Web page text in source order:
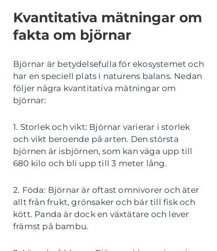
Kvantitativa mätningar om
fakta om björnar
Björnar är betydelsefulla för ekosystemet och
har en speciell plats i naturens balans. Nedan
följer några kvantitativa mätningar om
björnar:
1. Storlek och vikt: Björnar varierar i storlek
och vikt beroende på arten. Den största
björnen är isbjörnen, som kan väga upp till
680 kilo och bli upp till 3 meter lång.
2. Föda: Björnar är oftast omnivorer och äter
allt från frukt, grönsaker och bär till fisk och
kött. Panda är dock en växtätare och lever
främst på bambu.